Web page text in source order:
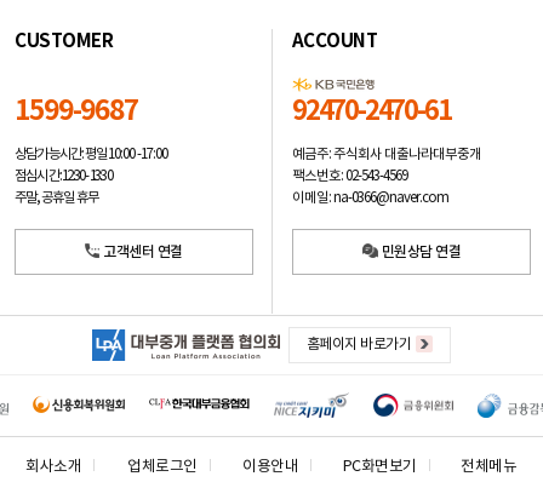
CUSTOMER
1599-9687
상담가능시간: 평일10:00 -17:00
점심시간: 12:30 - 13:30
주말, 공휴일 휴무
고객센터 연결
ACCOUNT
92470-2470-61
예금주: 주식회사 대출나라대부중개
팩스번호: 02-543-4569
이메일: na-0366@naver.com
민원상담 연결
홈페이지 바로가기
회사소개 업체로그인 이용안내 PC화면보기 전체메뉴